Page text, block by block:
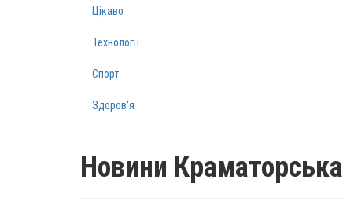
Цікаво
Технології
Спорт
Здоров‘я
Новини Краматорська